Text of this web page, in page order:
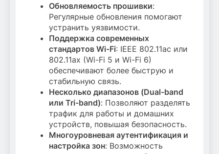
Обновляемость прошивки:
Регулярные обновления помогают
устранить уязвимости.
Поддержка современных
стандартов Wi-Fi: IEEE 802.11ac или
802.11ax (Wi-Fi 5 и Wi-Fi 6)
обеспечивают более быструю и
стабильную связь.
Несколько диапазонов (Dual-band
или Tri-band): Позволяют разделять
трафик для работы и домашних
устройств, повышая безопасность.
Многоуровневая аутентификация и
настройка зон: Возможность